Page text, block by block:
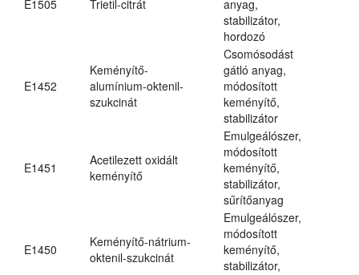
E1505 Trietil-citrát
anyag,
stabilizátor,
hordozó
E1452
Keményítő-
alumínium-oktenil-
szukcinát
Csomósodást
gátló anyag,
módosított
keményítő,
stabilizátor
E1451
Acetilezett oxidált
keményítő
Emulgeálószer,
módosított
keményítő,
stabilizátor,
sűrítőanyag
E1450
Keményítő-nátrium-
oktenil-szukcinát
Emulgeálószer,
módosított
keményítő,
stabilizátor,